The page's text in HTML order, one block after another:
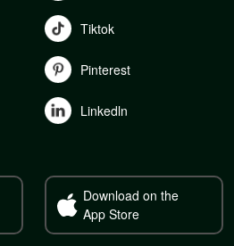
Tiktok
Pinterest
Linkedln
Download on the
App Store